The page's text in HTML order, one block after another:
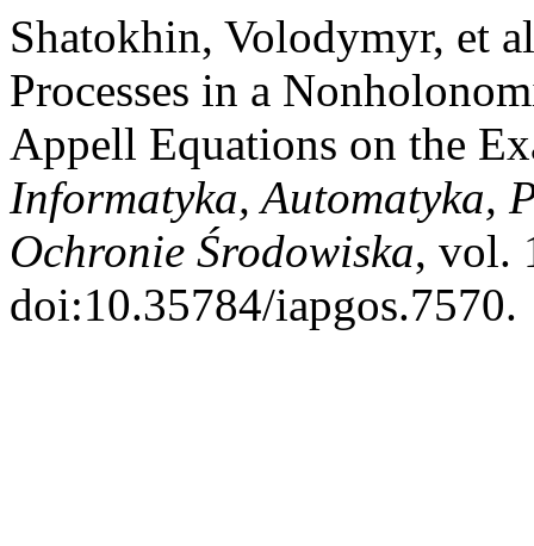
Shatokhin, Volodymyr, et
Processes in a
Appell Equations on the
Informatyka, Automatyka,
Ochronie Środowiska, vol.
doi:10.35784/iapgos.7570.